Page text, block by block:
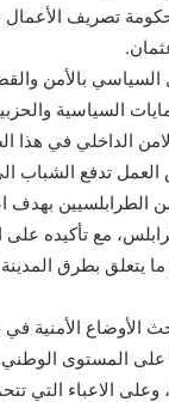
تصريف الأعمال
بالأمن
السياسية
الداخلي في هذا
تدفع الشباب
بهدف
مع تأكيده على
يتعلق بطرق
الأوضاع الأمنية
على المستوى
الاعباء التي